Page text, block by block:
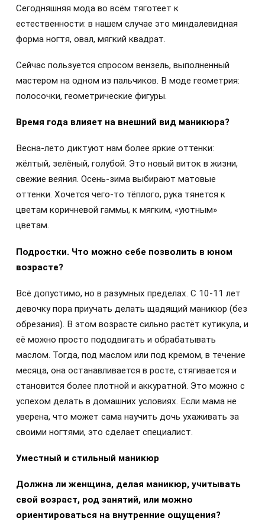
Сегодняшняя мода во всём тяготеет к
естественности: в нашем случае это миндалевидная
форма ногтя, овал, мягкий квадрат.
Сейчас пользуется спросом вензель, выполненный
мастером на одном из пальчиков. В моде геометрия:
полосочки, геометрические фигуры.
Время года влияет на внешнии ̆ вид маникюра?
Весна-лето диктуют нам более яркие оттенки:
жёлтый, зелёный, голубой. Это новый виток в жизни,
свежие веяния. Осень-зима выбирают матовые
оттенки. Хочется чего-то тёплого, рука тянется к
цветам коричневой гаммы, к мягким, «уютным»
цветам.
Подростки. Что можно себе позволить в юном
возрасте?
Всё допустимо, но в разумных пределах. С 10-11 лет
девочку пора приучать делать щадящий маникюр (без
обрезания). В этом возрасте сильно растёт кутикула, и
её можно просто пододвигать и обрабатывать
маслом. Тогда, под маслом или под кремом, в течение
месяца, она останавливается в росте, стягивается и
становится более плотной и аккуратной. Это можно с
успехом делать в домашних условиях. Если мама не
уверена, что может сама научить дочь ухаживать за
своими ногтями, это сделает специалист.
Уместный и стильный маникюр
Должна ли женщина, делая маникюр, учитывать
свои ̆ возраст, род занятий, или можно
ориентироваться на внутренние ощущения?